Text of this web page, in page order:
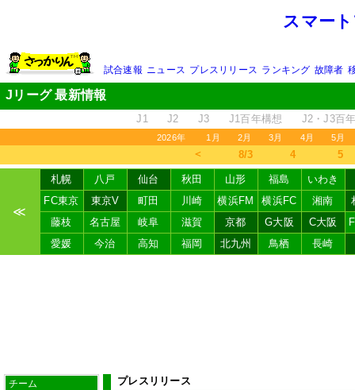
スマー
試合速報 ニュース プレスリリース ランキング 故障者
Jリーグ 最新情報
J1 J2 J3 J1百年構想 J2・J3百
2026年 1月 2月 3月 4月 5月
＜ 8/3 4 5
≪
札幌 八戸 仙台 秋田 山形 福島
いわき
FC東京
東京V 町田 川崎 横浜FM 横浜FC 湘南
藤枝
名古屋 岐阜 滋賀 京都 G大阪 C大阪
愛媛
今治 高知 福岡 北九州 鳥栖 長崎
チーム プレスリリース